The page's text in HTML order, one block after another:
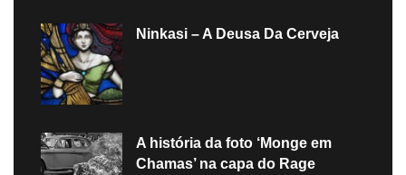
Ninkasi – A Deusa Da Cerveja
A história da foto ‘Monge em
Chamas’ na capa do Rage